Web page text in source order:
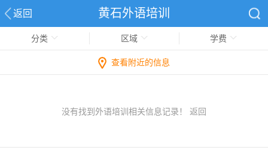
返回 黄石外语培训
分类 区域 学费
查看附近的信息
没有找到外语培训相关信息记录！ 返回